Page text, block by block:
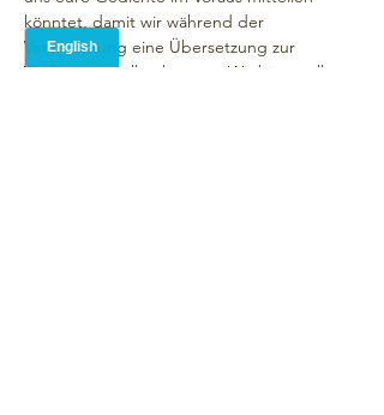
könntet, damit wir während der
Veranstaltung eine Übersetzung zur
Verfügung stellen können. Wir bitten alle